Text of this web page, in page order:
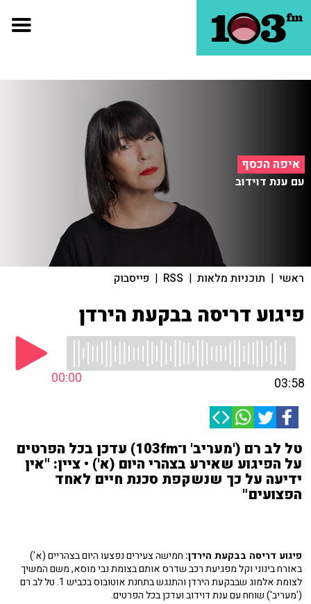
איפה הכסף
עם ענת דוידוב
ראשי | תוכניות מלאות |
RSS
| פייסבוק
פיגוע דריסה בבקעת הירדן
00:00 03:58
טל לב רם ('מעריב' ו־103fm) עדכן בכל הפרטים
על הפיגוע שאירע בצהרי היום (א') • ציין: "אין
ידיעה על כך שנשקפת סכנת חיים לאחד
הפצועים"
פיגוע דריסה בבקעת הירדן: חמישה צעירים נפצעו היום בצהריים (א')
באורח בינוני וקל מפגיעת רכב שדרס אותם בצומת נבי מוסא, משם המשיך
לצומת אלמוג שבבקעת הירדן והתנגש בתחנת אוטובוס בכביש 1. טל לב רם
('מעריב') שוחח עם ענת דוידוב ועדכן בכל הפרטים.